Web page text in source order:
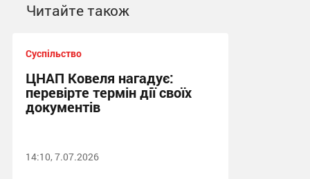
Читайте також
Суспільство
ЦНАП Ковеля нагадує:
перевірте термін дії своїх
документів
14:10, 7.07.2026